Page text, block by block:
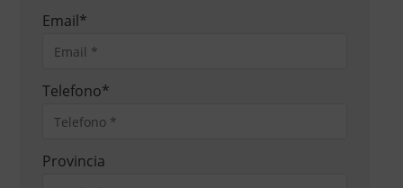
Email*
Telefono*
Provincia